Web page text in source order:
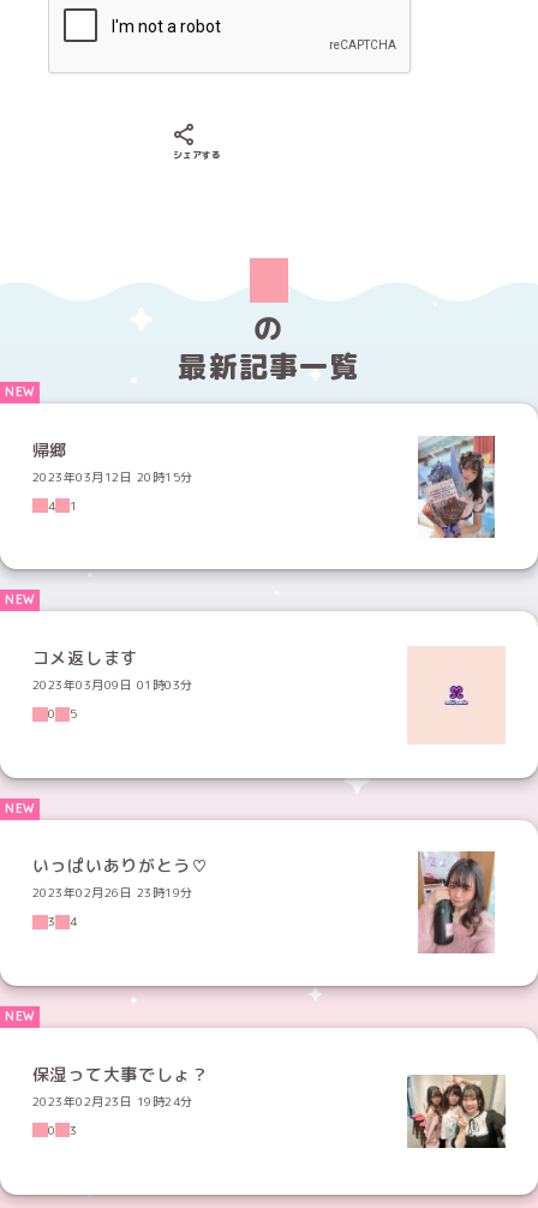
シェアする
の
最新記事一覧
帰郷
2023年03月12日 20時15分
4
1
コメ返します
2023年03月09日 01時03分
0
5
いっぱいありがとう♡
2023年02月26日 23時19分
3
4
保湿って大事でしょ？
2023年02月23日 19時24分
0
3